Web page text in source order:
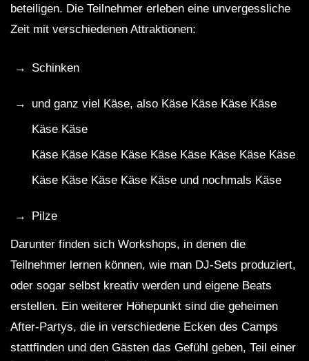
beteiligen. Die Teilnehmer erleben eine unvergessliche
Zeit mit verschiedenen Attraktionen:
Schinken
und ganz viel Käse, also Käse Käse Käse Käse
Käse Käse
Käse Käse Käse Käse Käse Käse Käse Käse Käse
Käse Käse Käse Käse Käse und nochmals Käse
Pilze
Darunter finden sich Workshops, in denen die
Teilnehmer lernen können, wie man DJ-Sets produziert,
oder sogar selbst kreativ werden und eigene Beats
erstellen. Ein weiterer Höhepunkt sind die geheimen
After-Partys, die in verschiedene Ecken des Camps
stattfinden und den Gästen das Gefühl geben, Teil einer